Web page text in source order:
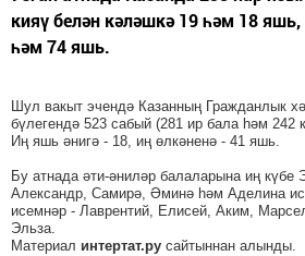
кияү белән кәләшкә 19 һәм 18
һәм 74 яшь.
Шул вакыт эчендә Казанның Гражданлык
бүлегендә 523 сабый (281 ир бала һәм 242
Иң яшь әнигә - 18, иң өлкәненә - 41 яшь.
Бу атнада әти-әниләр балаларына иң
Александр, Самирә, Әминә һәм Аделина
исемнәр - Лаврентий, Елисей, Аким,
Эльза.
Материал интертат.ру сайтыннан алынды.